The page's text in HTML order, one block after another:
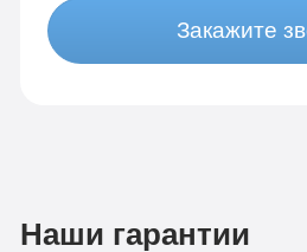
Закажите
Наши гарантии